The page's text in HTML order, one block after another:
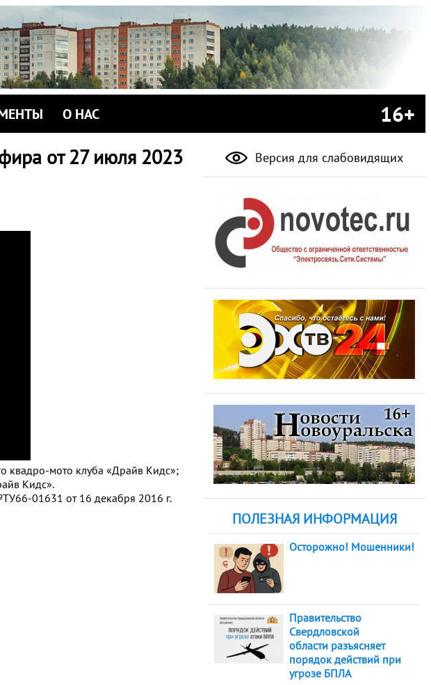
О НАС 16+
от 27 июля 2023
квадро-мото клуба «Драйв Кидс»;
Кидс».
01631 от 16 декабря 2016 г.
Версия для слабовидящих
ПОЛЕЗНАЯ ИНФОРМАЦИЯ
Осторожно! Мошенники!
Правительство
Свердловской
области разъясняет
порядок действий при
угрозе БПЛА